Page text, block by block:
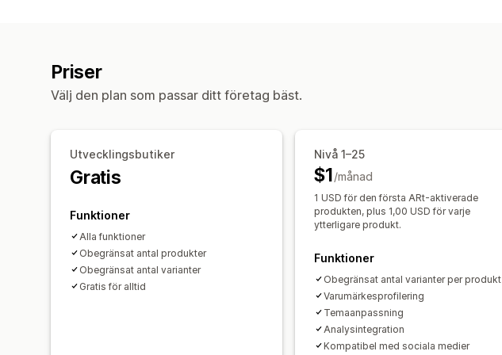
Priser
Välj den plan som passar ditt företag bäst.
Utvecklingsbutiker
Gratis
Funktioner
Alla funktioner
Obegränsat antal produkter
Obegränsat antal varianter
Gratis för alltid
Nivå 1–25
$1/månad
1 USD för den första ARt-aktiverade
produkten, plus 1,00 USD för varje
ytterligare produkt.
Funktioner
Obegränsat antal varianter per produkt
Varumärkesprofilering
Temaanpassning
Analysintegration
Kompatibel med sociala medier